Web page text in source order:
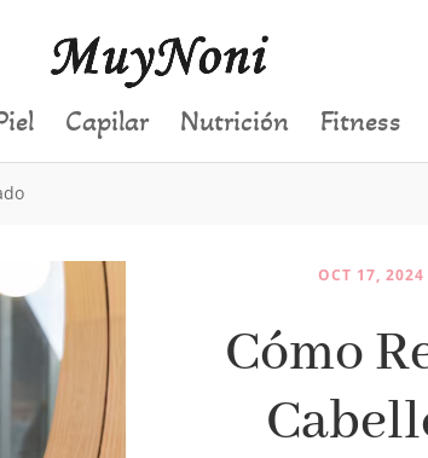
Capilar Nutrición Fitness
OCT 17, 2024
Cómo